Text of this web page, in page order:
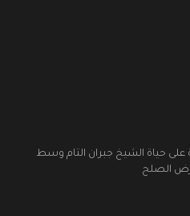
على حياة الشيخ جبران التام وسط
الصلح